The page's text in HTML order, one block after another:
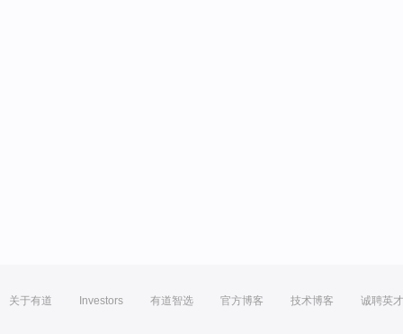
关于有道 Investors 有道智选 官方博客 技术博客 诚聘英才